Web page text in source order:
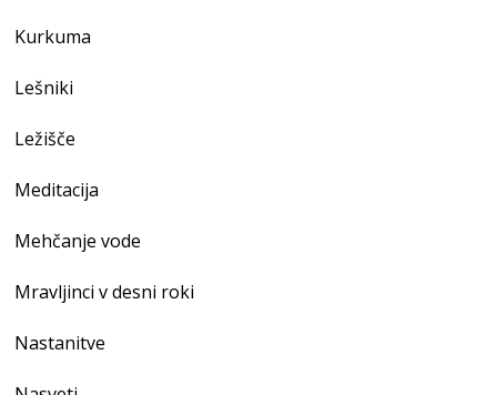
Kurkuma
Lešniki
Ležišče
Meditacija
Mehčanje vode
Mravljinci v desni roki
Nastanitve